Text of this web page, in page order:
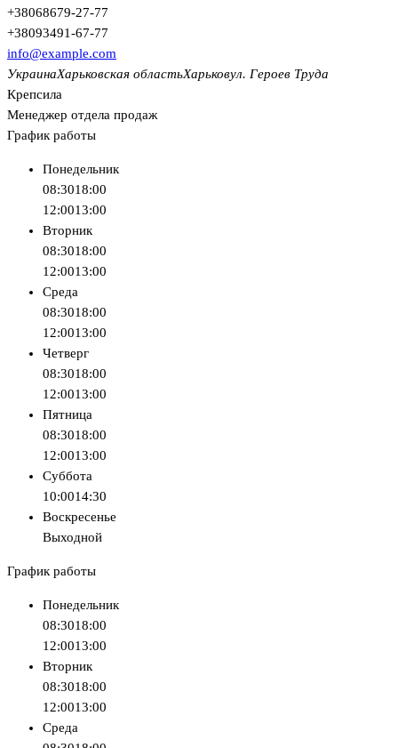
+38068679-27-77
+38093491-67-77
info@example.com
УкраинаХарьковская областьХарьковул. Героев Труда
Крепсила
Менеджер отдела продаж
График работы
Понедельник
08:3018:00
12:0013:00
Вторник
08:3018:00
12:0013:00
Среда
08:3018:00
12:0013:00
Четверг
08:3018:00
12:0013:00
Пятница
08:3018:00
12:0013:00
Суббота
10:0014:30
Воскресенье
Выходной
График работы
Понедельник
08:3018:00
12:0013:00
Вторник
08:3018:00
12:0013:00
Среда